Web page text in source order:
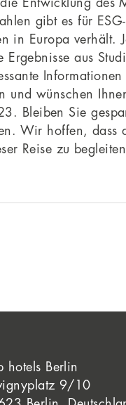
Entwicklung des
gibt es für
in Europa verhält.
aus
Informationen
und wünschen
Bleiben Sie
Wir hoffen, dass
Reise zu
hotels Berlin
9/10